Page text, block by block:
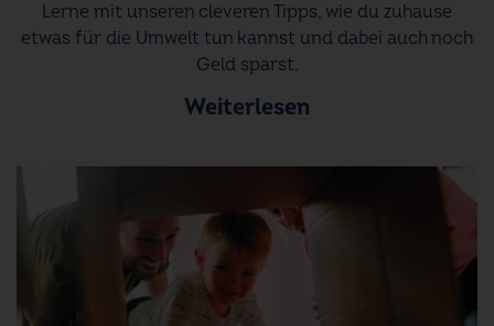
Lerne mit unseren cleveren Tipps, wie du zuhause
etwas für die Umwelt tun kannst und dabei auch noch
Geld sparst.
Weiterlesen